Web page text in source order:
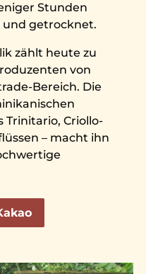
Stunden
getrocknet.
zählt heute zu
von
Bereich. Die
Trinitario, Criollo-
– macht ihn